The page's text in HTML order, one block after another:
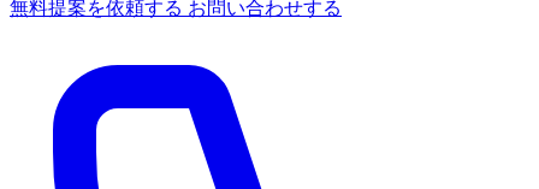
無料提案を依頼する お問い合わせする